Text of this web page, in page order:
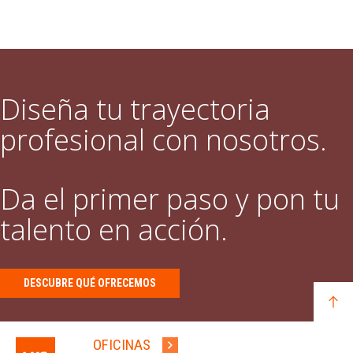
Diseña tu trayectoria
profesional con nosotros.
Da el primer paso y pon tu
talento en acción.
DESCUBRE QUÉ OFRECEMOS
OFICINAS